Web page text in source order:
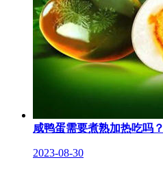
咸鸭蛋需要煮熟加热吃吗？
2023-08-30